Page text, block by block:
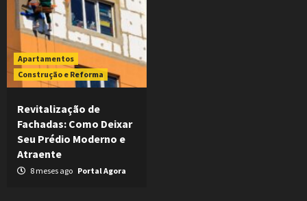
Apartamentos
Construção e Reforma
Revitalização de
Fachadas: Como Deixar
Seu Prédio Moderno e
Atraente
8 meses ago Portal Agora